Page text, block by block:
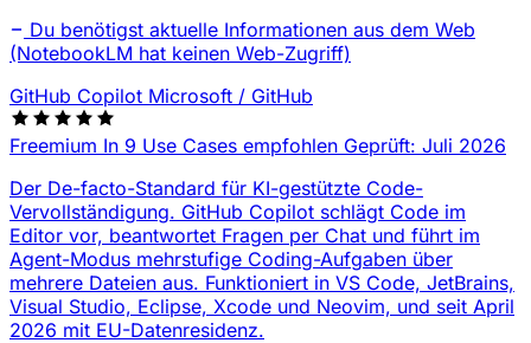
Du benötigst aktuelle Informationen aus dem Web
(NotebookLM hat keinen Web-Zugriff)
GitHub Copilot Microsoft / GitHub
Freemium In 9 Use Cases empfohlen Geprüft: Juli 2026
Der De-facto-Standard für KI-gestützte Code-
Vervollständigung. GitHub Copilot schlägt Code im
Editor vor, beantwortet Fragen per Chat und führt im
Agent-Modus mehrstufige Coding-Aufgaben über
mehrere Dateien aus. Funktioniert in VS Code, JetBrains,
Visual Studio, Eclipse, Xcode und Neovim, und seit April
2026 mit EU-Datenresidenz.